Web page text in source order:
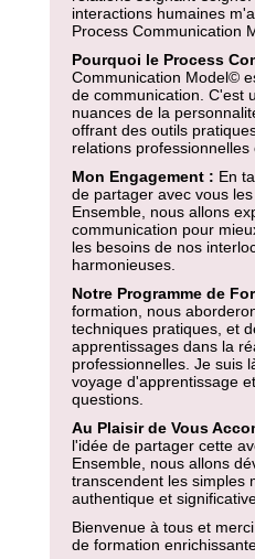
interactions humaines
Process Communication
Pourquoi le Process
Communication Model©
de communication. C'est
nuances de la
offrant des outils
relations professionnelles
Mon Engagement : En
de partager avec vous
Ensemble, nous allons
communication pour
les besoins de nos
harmonieuses.
Notre Programme de
formation, nous
techniques pratiques, et
apprentissages dans la
professionnelles. Je suis
voyage d'apprentissage
questions.
Au Plaisir de Vous
l'idée de partager cette
Ensemble, nous allons
transcendent les simples
authentique et
Bienvenue à tous et
de formation